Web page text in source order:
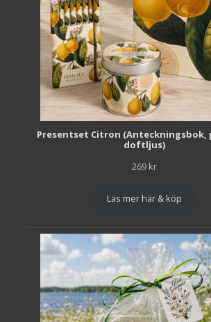
Presentset Citron (Anteckningsbok,
doftljus)
269 kr
Läs mer här & köp